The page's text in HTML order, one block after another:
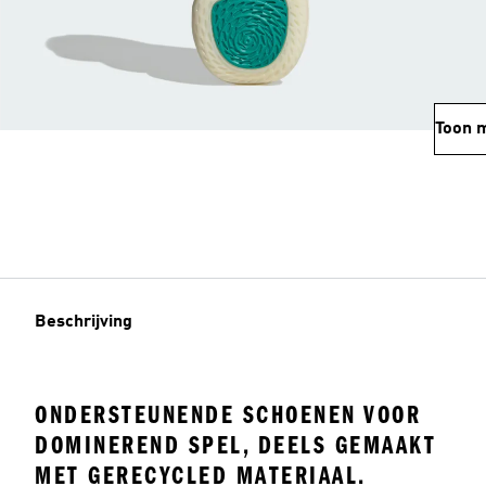
Toon
Beschrijving
ONDERSTEUNENDE SCHOENEN VOOR
DOMINEREND SPEL, DEELS GEMAAKT
MET GERECYCLED MATERIAAL.